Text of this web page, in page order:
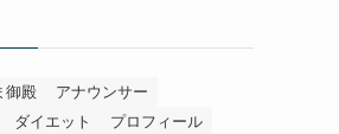
御殿
アナウンサー
ダイエット
プロフィール